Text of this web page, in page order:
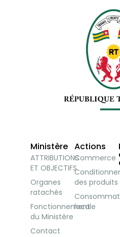
Ministère
ATTRIBUTIONS
ET OBJECTIFS
Organes
ratachés
Fonctionnement
du Ministère
Contact
Actions
Commerce
des produits
locale